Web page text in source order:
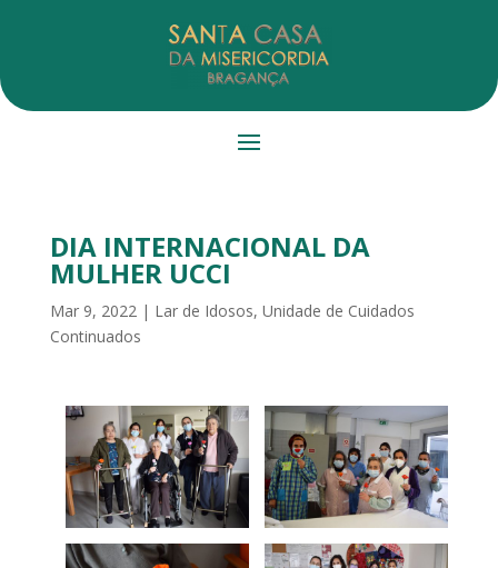
DIA INTERNACIONAL DA
MULHER UCCI
Mar 9, 2022| Lar de Idosos, Unidade de Cuidados
Continuados